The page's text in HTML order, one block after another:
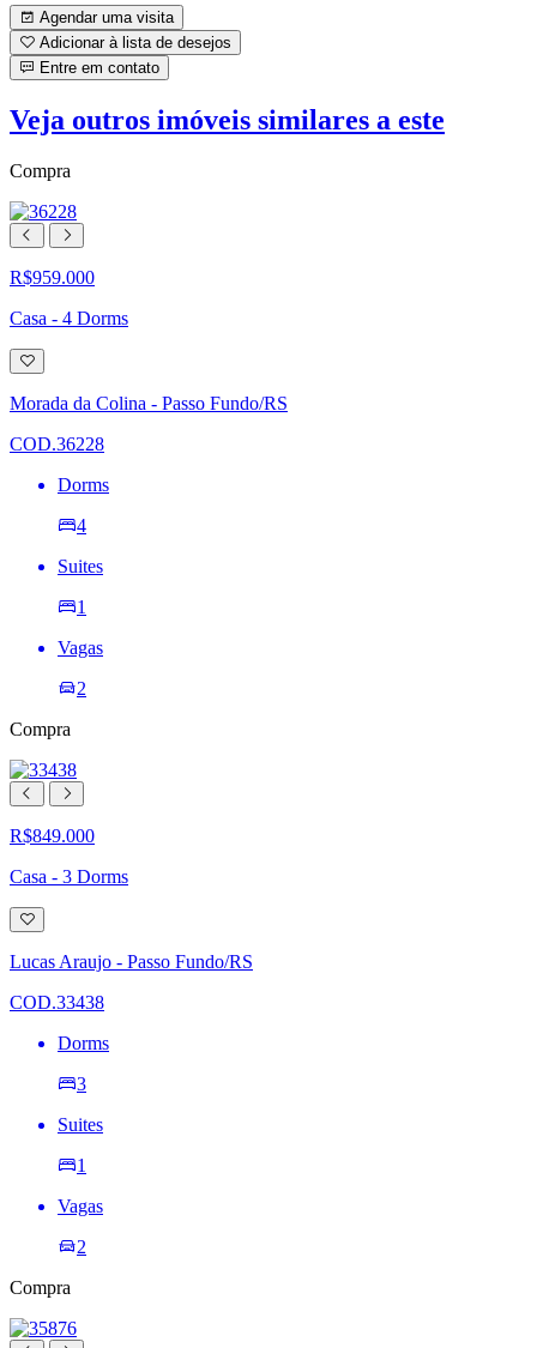
Agendar uma visita
Adicionar à lista de desejos
Entre em contato
Veja outros imóveis similares a este
Compra
R$959.000
Casa - 4 Dorms
Adicionar
à
lista
de
Morada da Colina - Passo Fundo/RS
COD.36228
Dorms
4
Suites
1
Vagas
2
Compra
R$849.000
Casa - 3 Dorms
Adicionar
à
de
Lucas Araujo - Passo Fundo/RS
COD.33438
Dorms
3
Suites
1
Vagas
2
Compra